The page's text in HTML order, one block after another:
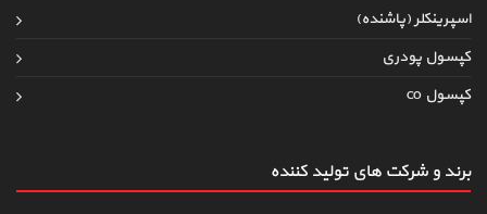
اسپرینکلر (پاشنده)
کپسول پودری
کپسول co
برند و شرکت های تولید کننده